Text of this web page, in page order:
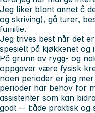
Jeg liker blant annet å
og skriving), gå turer,
familie.
Jeg trives best når det
spesielt på kjøkkenet og
På grunn av rygg- og
oppgaver være fysisk
noen perioder er jeg
perioder har behov for
assistenter som kan
godt -- både praktisk og